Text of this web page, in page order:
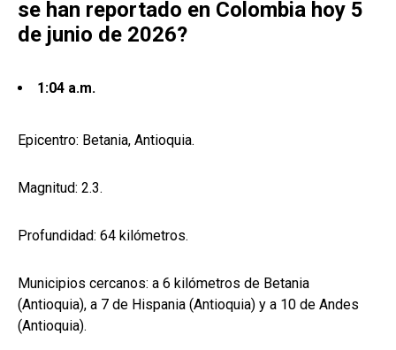
se han reportado en Colombia hoy 5
de junio de 2026?
1:04 a.m.
Epicentro: Betania, Antioquia.
Magnitud: 2.3.
Profundidad: 64 kilómetros.
Municipios cercanos: a 6 kilómetros de Betania
(Antioquia), a 7 de Hispania (Antioquia) y a 10 de Andes
(Antioquia).